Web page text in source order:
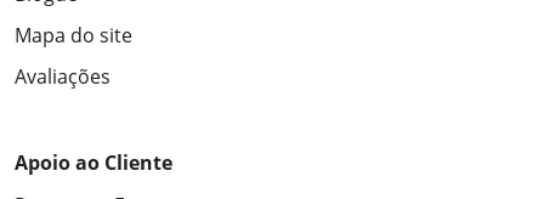
Mapa do site
Avaliações
Apoio ao Cliente